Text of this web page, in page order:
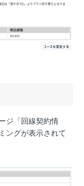
ジ「回線契約情
ングが表示されて